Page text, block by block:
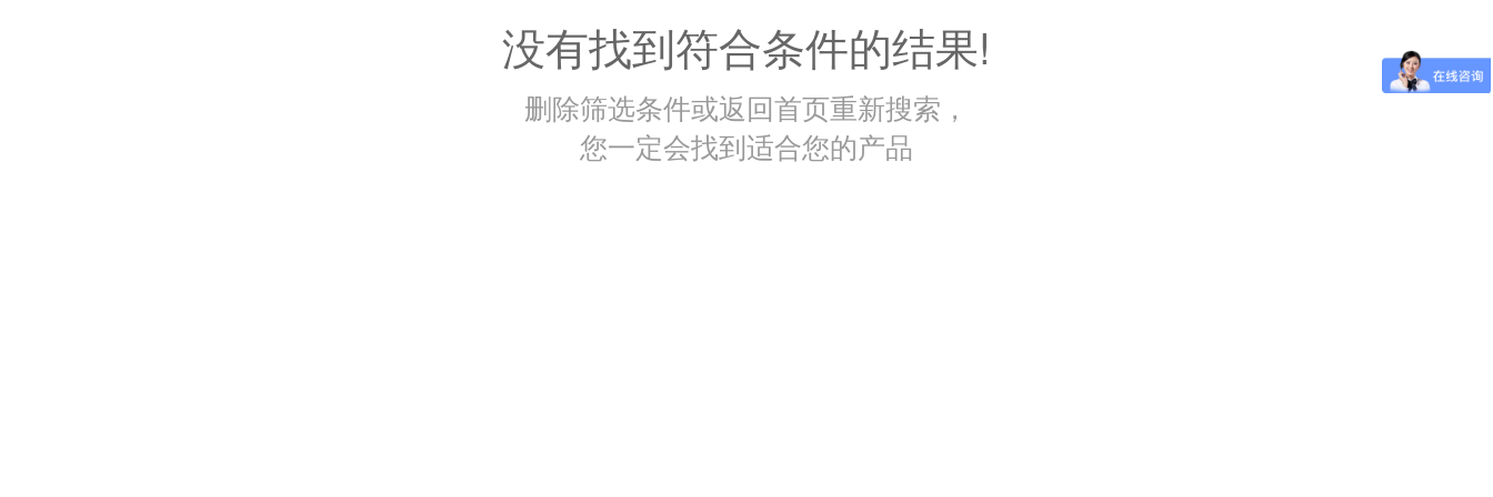
没有找到符合条件的结果!
删除筛选条件或返回首页重新搜索，
您一定会找到适合您的产品